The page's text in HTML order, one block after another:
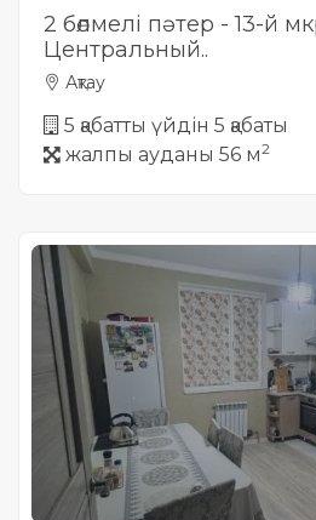
2 бөлмелі пәтер - 13-й
Центральный..
Ақтау
5 қабатты үйдін 5 қабаты
жалпы ауданы 56 м2